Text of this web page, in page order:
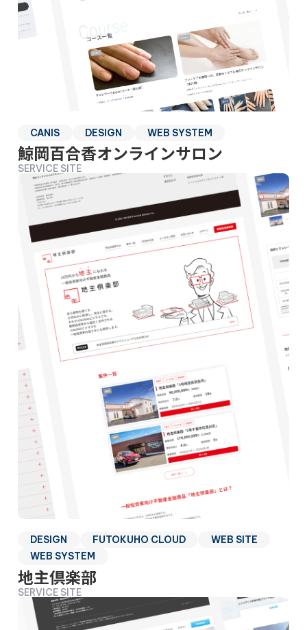
CANIS DESIGN WEB SYSTEM
鯨岡百合香オンラインサロン
SERVICE SITE
DESIGN FUTOKUHO CLOUD
WEB SITE
WEB SYSTEM
地主倶楽部
SERVICE SITE